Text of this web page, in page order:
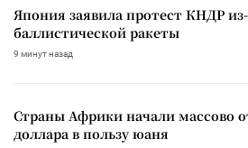
Япония заявила протест КНДР из-
баллистической ракеты
9 минут назад
Страны Африки начали массово
доллара в пользу юаня